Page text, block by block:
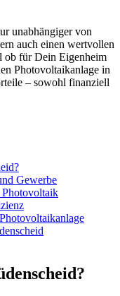
unabhängiger von
auch einen wertvollen
ob für Dein Eigenheim
Photovoltaikanlage in
– sowohl finanziell
Gewerbe